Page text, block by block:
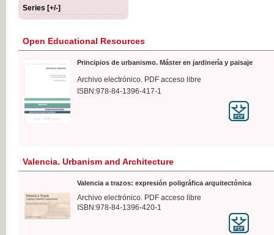
Series [+/-]
Open Educational Resources
Principios de urbanismo. Máster en jardinería y paisaje
Archivo electrónico. PDF acceso libre
ISBN:978-84-1396-417-1
Valencia. Urbanism and Architecture
Valencia a trazos: expresión poligráfica arquitectónica
Archivo electrónico. PDF acceso libre
ISBN:978-84-1396-420-1